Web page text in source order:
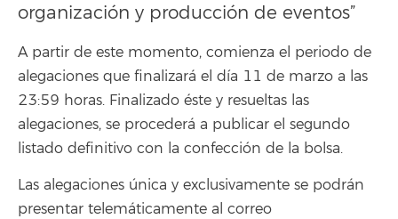
organización y producción de eventos”
A partir de este momento, comienza el periodo de
alegaciones que finalizará el día 11 de marzo a las
23:59 horas. Finalizado éste y resueltas las
alegaciones, se procederá a publicar el segundo
listado definitivo con la confección de la bolsa.
Las alegaciones única y exclusivamente se podrán
presentar telemáticamente al correo